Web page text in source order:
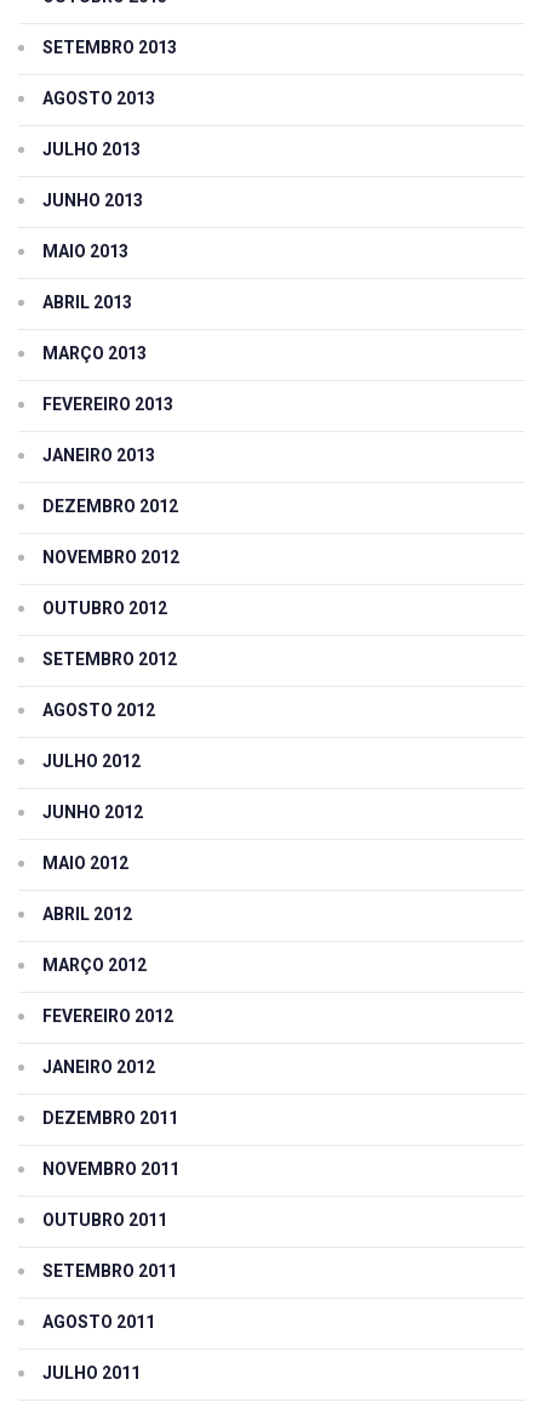
SETEMBRO 2013
AGOSTO 2013
JULHO 2013
JUNHO 2013
MAIO 2013
ABRIL 2013
MARÇO 2013
FEVEREIRO 2013
JANEIRO 2013
DEZEMBRO 2012
NOVEMBRO 2012
OUTUBRO 2012
SETEMBRO 2012
AGOSTO 2012
JULHO 2012
JUNHO 2012
MAIO 2012
ABRIL 2012
MARÇO 2012
FEVEREIRO 2012
JANEIRO 2012
DEZEMBRO 2011
NOVEMBRO 2011
OUTUBRO 2011
SETEMBRO 2011
AGOSTO 2011
JULHO 2011